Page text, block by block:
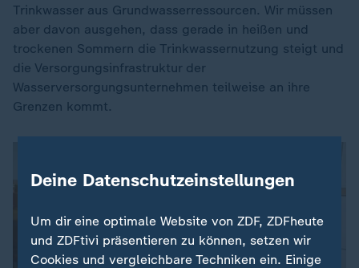
Trinkwasser aus Grundwasserressourcen. Wir müssen
aber davon ausgehen, dass gerade in heißen und
trockenen Sommern die Trinkwassernutzung steigt und
die Versorgungsinfrastruktur der
Wasserversorgungsunternehmen teilweise an ihre
Grenzen kommt.
Deine Datenschutzeinstellungen
Um dir eine optimale Website von ZDF, ZDFheute
und ZDFtivi präsentieren zu können, setzen wir
Cookies und vergleichbare Techniken ein. Einige